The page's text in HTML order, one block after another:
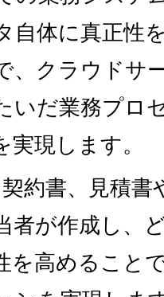
自体に真正性
、クラウドサ
いだ業務プロ
現します。
約書、見積
者が作成し、
を高めること